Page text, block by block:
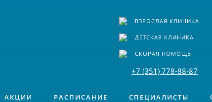
ВЗРОСЛАЯ КЛИНИКА
ДЕТСКАЯ КЛИНИКА
СКОРАЯ ПОМОЩЬ
+7 (351) 778-88-87
АКЦИИ РАСПИСАНИЕ СПЕЦИАЛИСТЫ